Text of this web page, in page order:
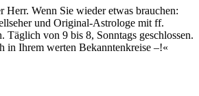
Herr. Wenn Sie wieder etwas brauchen:
und Original-Astrologe mit ff.
Täglich von 9 bis 8, Sonntags geschlossen.
in Ihrem werten Bekanntenkreise –!«